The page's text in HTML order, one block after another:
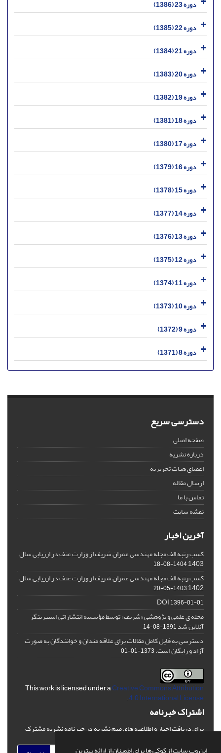
این وب سایت از کوکی ها برای اطمینان از ارائه بهترین
دوره 23 (1386)
دوره 22 (1385)
دوره 21 (1384)
دوره 20 (1383)
دوره 19 (1382)
دوره 18 (1381)
دوره 17 (1380)
دوره 16 (1379)
دوره 15 (1378)
دوره 14 (1377)
دوره 13 (1376)
دوره 12 (1375)
دوره 11 (1374)
دوره 10 (1373)
دوره 9 (1372)
دوره 8 (1371)
دسترسی سریع
صفحه اصلی
درباره نشریه
اعضای هیات تحریریه
ارسال مقاله
تماس با ما
نقشه سایت
آخرین اخبار
کسب رتبه الف مجله مهندسی عمران شریف از وزارت عتف در ارزیابی سال
1403
1404-08-18
کسب رتبه الف مجله مهندسی عمران شریف از وزارت عتف در ارزیابی سال
1402
1403-05-20
DOI1396-01-01
مجله ی علمی و پژوهشی «شریف» توسط مؤسسه انتشاراتی اسپیرینگر
آنلاین شد1391-08-14
دسترسی به فایل کامل مقالات برای علاقه مندان و خوانندگان به صورت
آزاد و رایگان است.1373-01-01
This work is licensed under aCreative Commons Attribution
4.0 International License
.
اشتراک خبرنامه
برای دریافت اخبار و اطلاعیه های مهم نشریه در خبرنامه نشریه مشترک